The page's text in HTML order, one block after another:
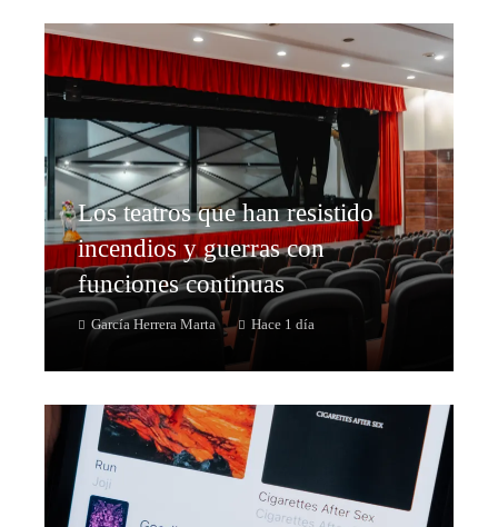
Los teatros que han resistido
incendios y guerras con
funciones continuas
García Herrera Marta Hace 1 día